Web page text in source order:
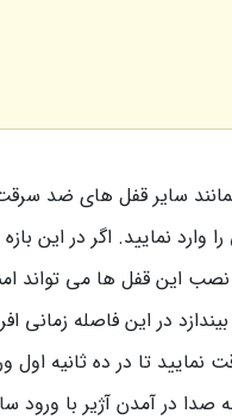
سایر قفل های ضد
نمایید. اگر در این بازه
این قفل ها می تواند
در این فاصله
تا در ده ثانیه اول
به صدا در آمدن آژیر با